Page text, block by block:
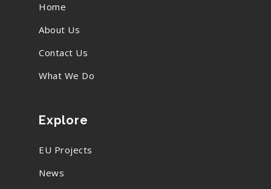
Home
About Us
Contact Us
What We Do
Explore
EU Projects
News